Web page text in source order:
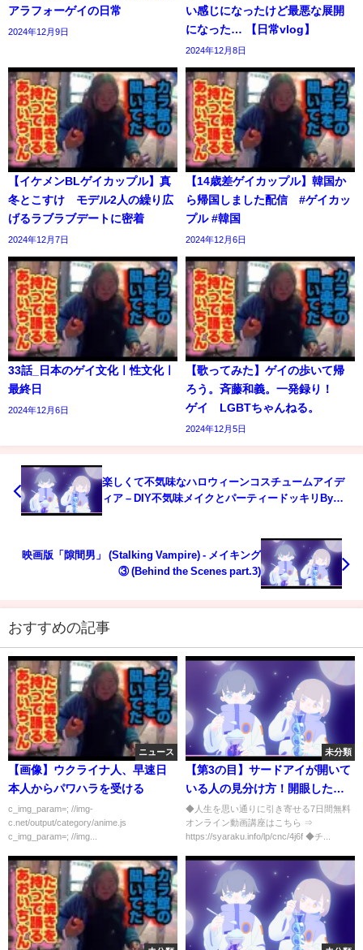
アラフォーゲイの日常
2024年12月9日
い感じになったけど最悪な展開
になった… 【日常vlog】
2024年12月8日
【イケメンBLゲイカップル】真
冬とこすけ モデル2人の繰り広
げるラブラブデートに密着
2024年12月7日
【14歳差ゲイカップル】韓国か
ら帰国しました配信 #ゲイカッ
プル #韓国
2024年12月6日
33話_日本のゲイ文化ㅣ性文化ㅣ
最終日
2024年12月6日
【歌ってみた】ゲイの歩いて帰
ろう。斉藤和義。一発録り！
ゲイ LGBTちゃんねる。
2024年12月5日
楽しくて不気味なハロウィーンコスチュームアイデ
ィア – DIY不気味メイクとパーティードッキリBy
映画版「隙間男」 (Stalking Vampire) - メイキング
③ (Behind the Scenes part.3)
おすすめの記事
ニュース
【画像】ウクライナ人、早速日
本人からパワハラを受ける
c_img_param=; //img-
c.net/output/category/anime.js
c_img_param=; //img...
未分類
【第3の目】サードアイが開いて
いる人の見分け方！開眼した人
の特徴や変化とは？【第6チャク
ラ】
◆人生を思い通りに引き寄せる7日間無料
オンライン動画講座はこちら ⇒
https://syaraku.info/lp/cnc/4j6f ◆チ...